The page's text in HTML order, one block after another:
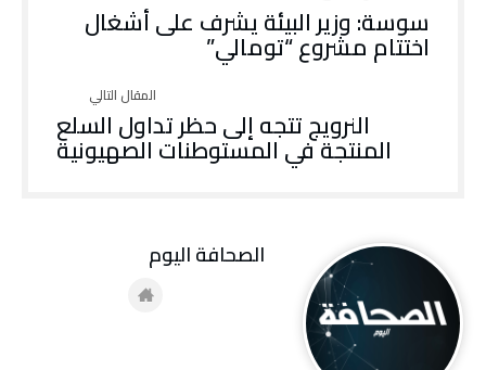
سوسة: وزير البيئة يشرف على أشغال
اختتام مشروع “تومالي”
النرويج تتجه إلى حظر تداول السلع
المنتجة في المستوطنات الصهيونية